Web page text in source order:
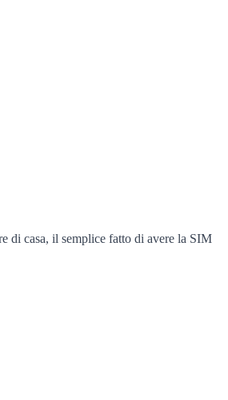
di casa, il semplice fatto di avere la SIM